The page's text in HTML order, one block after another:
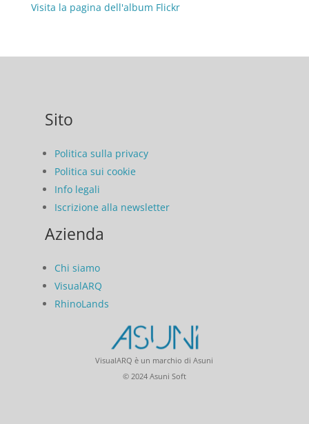
Visita la pagina dell'album Flickr
Sito
Politica sulla privacy
Politica sui cookie
Info legali
Iscrizione alla newsletter
Azienda
Chi siamo
VisualARQ
RhinoLands
VisualARQ è un marchio di Asuni
© 2024 Asuni Soft